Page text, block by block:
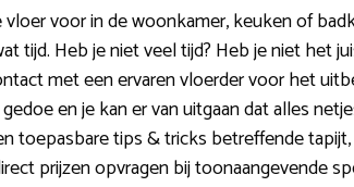
voor in de woonkamer, keuken of
tijd. Heb je niet veel tijd? Heb je niet het
met een ervaren vloerder voor het
en je kan er van uitgaan dat alles
toepasbare tips & tricks betreffende
prijzen opvragen bij toonaangevende